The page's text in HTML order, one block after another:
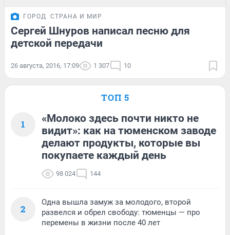
ГОРОД СТРАНА И МИР
Сергей Шнуров написал песню для
детской передачи
26 августа, 2016, 17:09 1 307 10
ТОП 5
1
«Молоко здесь почти никто не
видит»: как на тюменском заводе
делают продукты, которые вы
покупаете каждый день
98 024 144
2
Одна вышла замуж за молодого, второй
развелся и обрел свободу: тюменцы — про
перемены в жизни после 40 лет